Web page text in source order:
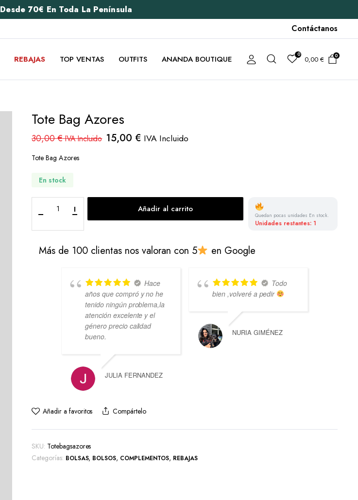
Desde 70€ En Toda La Península
Contáctanos
REBAJAS TOP VENTAS OUTFITS ANANDA BOUTIQUE 0
0,00€ 0
Tote Bag Azores
30,00€ IVA Incluido 15,00€ IVA Incluido
Tote Bag Azores
En stock
Añadir al carrito
Quedan pocas unidades En stock.
Unidades restantes: 1
Más de 100 clientas nos valoran con 5 en Google
Hace
años que compró y no he
tenido ningún problema,la
atención excelente y el
género precio calidad
bueno.
JULIA FERNANDEZ
Todo
bien ,volveré a pedir
NURIA GIMÉNEZ
Añadir a favoritos Compártelo
SKU: Totebagsazores
Categorías: BOLSAS, BOLSOS, COMPLEMENTOS, REBAJAS